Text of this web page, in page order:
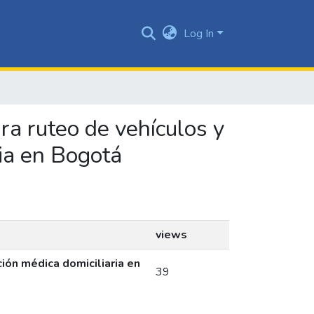
Log In
ruteo de vehículos y
en Bogotá
views
médica domiciliaria en
39